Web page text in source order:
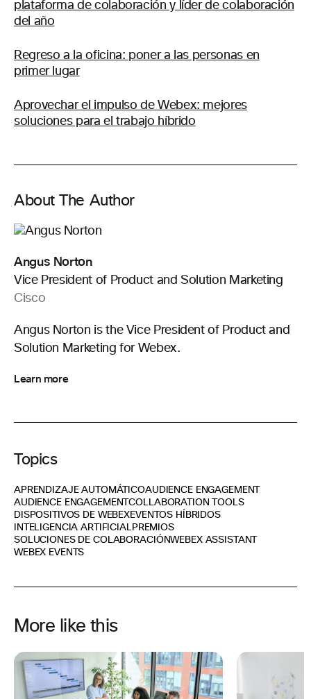
plataforma de colaboración y líder de colaboración
del año
Regreso a la oficina: poner a las personas en
primer lugar
Aprovechar el impulso de Webex: mejores
soluciones para el trabajo híbrido
About The Author
Angus Norton
Vice President of Product and Solution Marketing
Cisco
Angus Norton is the Vice President of Product and
Solution Marketing for Webex.
Learn more
Topics
APRENDIZAJE AUTOMÁTICOAUDIENCE ENGAGEMENT
AUDIENCE ENGAGEMENTCOLLABORATION TOOLS
DISPOSITIVOS DE WEBEXEVENTOS HÍBRIDOS
INTELIGENCIA ARTIFICIAL
PREMIOS
SOLUCIONES DE COLABORACIÓNWEBEX ASSISTANT
WEBEX EVENTS
More like this